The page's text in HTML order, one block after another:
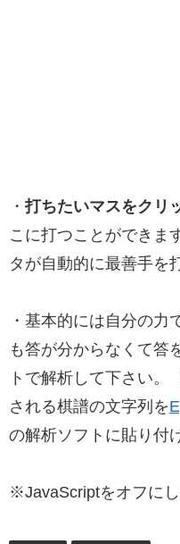
・打ちたいマスをクリ
こに打つことができま
タが自動的に最善手を
・基本的には自分の力
も答が分からなくて答
トで解析して下さい。
される棋譜の文字列を
の解析ソフトに貼り付
※JavaScriptをオフにし